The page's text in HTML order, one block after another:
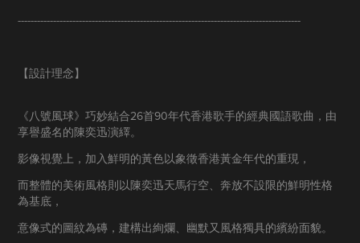
----------------------------------------------------------------------------------------
【設計理念】
《八號風球》巧妙結合26首90年代香港歌手的經典國語歌曲，由
享譽盛名的陳奕迅演繹。
影像視覺上，加入鮮明的黃色以象徵香港黃金年代的重現，
而整體的美術風格則以陳奕迅天馬行空、奔放不設限的鮮明性格
為基底，
意像式的圖紋為磚，建構出絢爛、幽默又風格獨具的繽紛面貌。